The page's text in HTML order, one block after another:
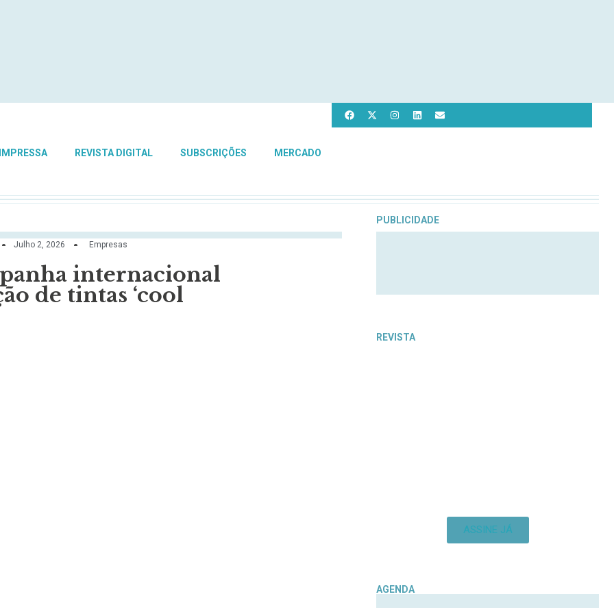
REVISTA DIGITAL SUBSCRIÇÕES MERCADO
Julho 2, 2026 Empresas
internacional
de tintas ‘cool
PUBLICIDADE
REVISTA
ASSINE JÁ
AGENDA